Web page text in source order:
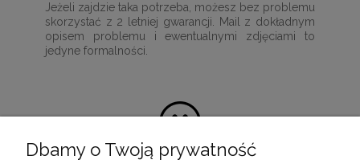
Jeżeli zajdzie taka potrzeba, możesz bez problemu
skorzystać z 2 letniej gwarancji. Mail z dokładnym
opisem problemu i ewentualnymi zdjęciami to
jedyne formalności.
Dbamy o Twoją prywatność